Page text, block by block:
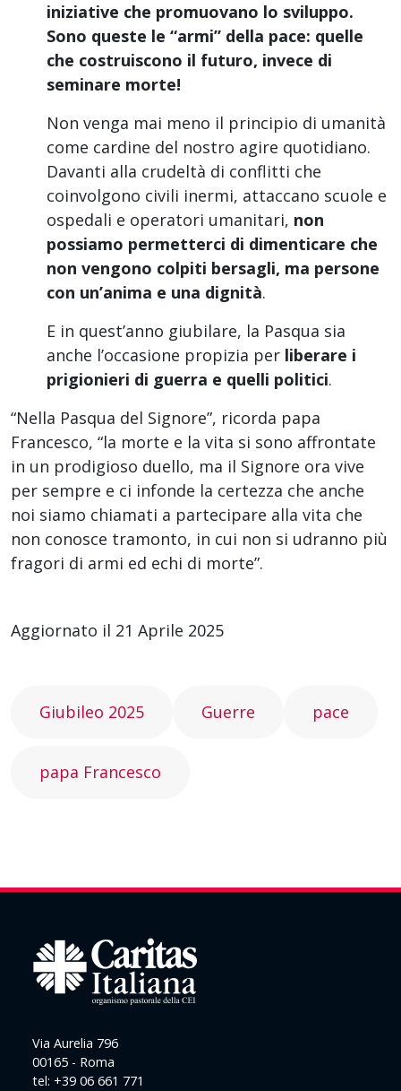
iniziative che promuovano lo sviluppo.
Sono queste le “armi” della pace: quelle
che costruiscono il futuro, invece di
seminare morte!
Non venga mai meno il principio di umanità
come cardine del nostro agire quotidiano.
Davanti alla crudeltà di conflitti che
coinvolgono civili inermi, attaccano scuole e
ospedali e operatori umanitari, non
possiamo permetterci di dimenticare che
non vengono colpiti bersagli, ma persone
con un’anima e una dignità.
E in quest’anno giubilare, la Pasqua sia
anche l’occasione propizia per liberare i
prigionieri di guerra e quelli politici.
“Nella Pasqua del Signore”, ricorda papa
Francesco, “la morte e la vita si sono affrontate
in un prodigioso duello, ma il Signore ora vive
per sempre e ci infonde la certezza che anche
noi siamo chiamati a partecipare alla vita che
non conosce tramonto, in cui non si udranno più
fragori di armi ed echi di morte”.
Aggiornato il 21 Aprile 2025
Giubileo 2025 Guerre pace
papa Francesco
Via Aurelia 796
00165 - Roma
tel: +39 06 661 771